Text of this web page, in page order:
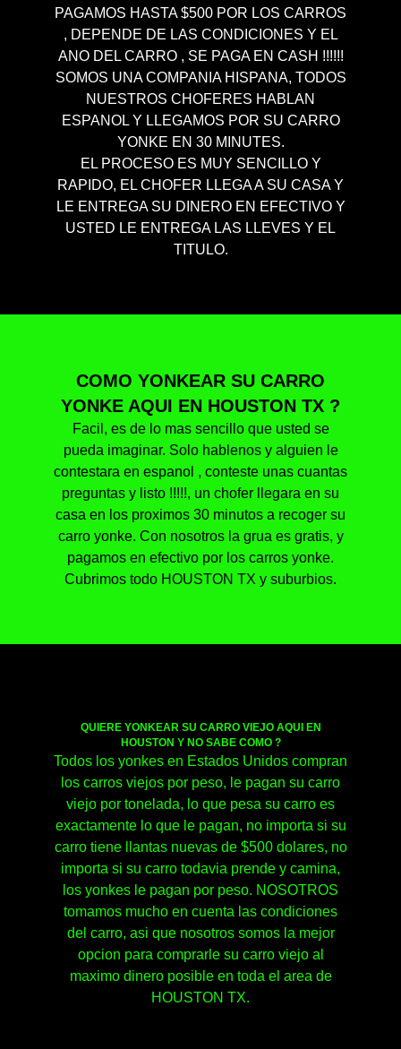
PAGAMOS HASTA $500 POR LOS CARROS
, DEPENDE DE LAS CONDICIONES Y EL
ANO DEL CARRO , SE PAGA EN CASH !!!!!!
SOMOS UNA COMPANIA HISPANA, TODOS
NUESTROS CHOFERES HABLAN
ESPANOL Y LLEGAMOS POR SU CARRO
YONKE EN 30 MINUTES.
EL PROCESO ES MUY SENCILLO Y
RAPIDO, EL CHOFER LLEGA A SU CASA Y
LE ENTREGA SU DINERO EN EFECTIVO Y
USTED LE ENTREGA LAS LLEVES Y EL
TITULO.
COMO YONKEAR SU CARRO
YONKE AQUI EN HOUSTON TX ?
Facil, es de lo mas sencillo que usted se
pueda imaginar. Solo hablenos y alguien le
contestara en espanol , conteste unas cuantas
preguntas y listo !!!!!, un chofer llegara en su
casa en los proximos 30 minutos a recoger su
carro yonke. Con nosotros la grua es gratis, y
pagamos en efectivo por los carros yonke.
Cubrimos todo HOUSTON TX y suburbios.
QUIERE YONKEAR SU CARRO VIEJO AQUI EN
HOUSTON Y NO SABE COMO ?
Todos los yonkes en Estados Unidos compran
los carros viejos por peso, le pagan su carro
viejo por tonelada, lo que pesa su carro es
exactamente lo que le pagan, no importa si su
carro tiene llantas nuevas de $500 dolares, no
importa si su carro todavia prende y camina,
los yonkes le pagan por peso. NOSOTROS
tomamos mucho en cuenta las condiciones
del carro, asi que nosotros somos la mejor
opcion para comprarle su carro viejo al
maximo dinero posible en toda el area de
HOUSTON TX.